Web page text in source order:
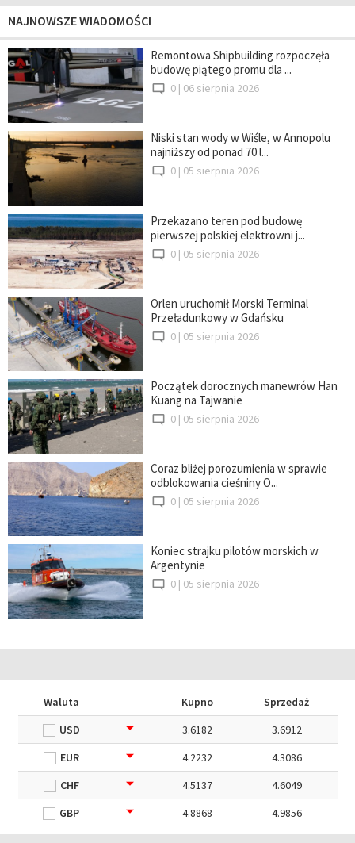
NAJNOWSZE WIADOMOŚCI
Remontowa Shipbuilding rozpoczęła
budowę piątego promu dla ...
0 | 06 sierpnia 2026
Niski stan wody w Wiśle, w Annopolu
najniższy od ponad 70 l...
0 | 05 sierpnia 2026
Przekazano teren pod budowę
pierwszej polskiej elektrowni j...
0 | 05 sierpnia 2026
Orlen uruchomił Morski Terminal
Przeładunkowy w Gdańsku
0 | 05 sierpnia 2026
Początek dorocznych manewrów Han
Kuang na Tajwanie
0 | 05 sierpnia 2026
Coraz bliżej porozumienia w sprawie
odblokowania cieśniny O...
0 | 05 sierpnia 2026
Koniec strajku pilotów morskich w
Argentynie
0 | 05 sierpnia 2026
Waluta Kupno
Sprzedaż
USD
3.6182
3.6912
EUR
4.2232
4.3086
CHF
4.5137
4.6049
GBP
4.8868 4.9856